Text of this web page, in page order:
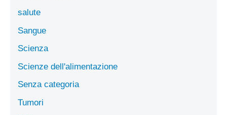
salute
Sangue
Scienza
Scienze dell'alimentazione
Senza categoria
Tumori